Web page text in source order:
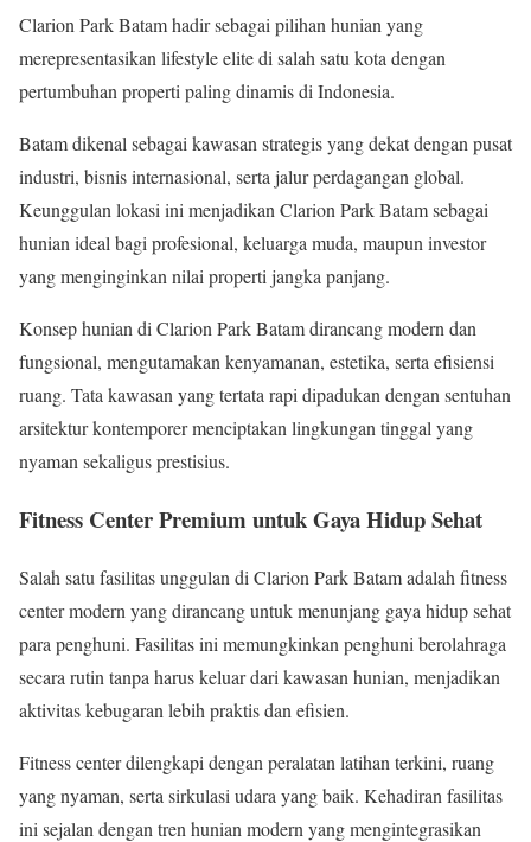
Clarion Park Batam hadir sebagai pilihan hunian yang
merepresentasikan lifestyle elite di salah satu kota dengan
pertumbuhan properti paling dinamis di Indonesia.
Batam dikenal sebagai kawasan strategis yang dekat dengan pusat
industri, bisnis internasional, serta jalur perdagangan global.
Keunggulan lokasi ini menjadikan Clarion Park Batam sebagai
hunian ideal bagi profesional, keluarga muda, maupun investor
yang menginginkan nilai properti jangka panjang.
Konsep hunian di Clarion Park Batam dirancang modern dan
fungsional, mengutamakan kenyamanan, estetika, serta efisiensi
ruang. Tata kawasan yang tertata rapi dipadukan dengan sentuhan
arsitektur kontemporer menciptakan lingkungan tinggal yang
nyaman sekaligus prestisius.
Fitness Center Premium untuk Gaya Hidup Sehat
Salah satu fasilitas unggulan di Clarion Park Batam adalah fitness
center modern yang dirancang untuk menunjang gaya hidup sehat
para penghuni. Fasilitas ini memungkinkan penghuni berolahraga
secara rutin tanpa harus keluar dari kawasan hunian, menjadikan
aktivitas kebugaran lebih praktis dan efisien.
Fitness center dilengkapi dengan peralatan latihan terkini, ruang
yang nyaman, serta sirkulasi udara yang baik. Kehadiran fasilitas
ini sejalan dengan tren hunian modern yang mengintegrasikan